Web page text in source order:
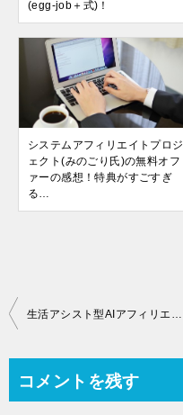
(egg-job＋式)！
システムアフィリエイトプロジ
ェクト(みのごり氏)の無料オフ
ァーの感想！特典がすごすぎ
る…
投
ビ
生活アシスト型AIアフィリエイト(イチカワ氏)という無料オファーを紹介！
コメントを残す